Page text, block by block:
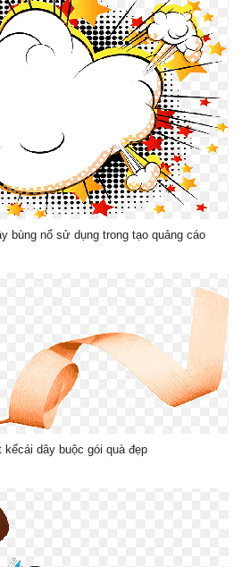
bùng nổ sử dụng trong tạo quảng cáo
kếcái dây buộc gói quà đẹp